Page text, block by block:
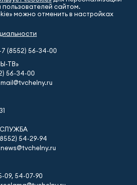
пользователей сайтом.
можно отменить в настройках
(8552) 56-34-00
ТВ»
56-34-00
54-29-94
09, 54-07-90